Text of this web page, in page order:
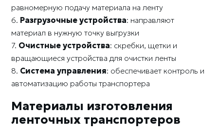
равномерную подачу материала на ленту
6. Разгрузочные устройства: направляют
материал в нужную точку выгрузки
7. Очистные устройства: скребки, щетки и
вращающиеся устройства для очистки ленты
8. Система управления: обеспечивает контроль и
автоматизацию работы транспортера
Материалы изготовления
ленточных транспортеров